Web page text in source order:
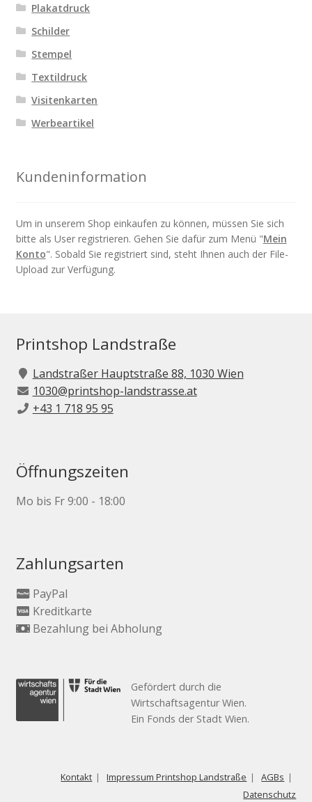
Plakatdruck
Schilder
Stempel
Textildruck
Visitenkarten
Werbeartikel
Kundeninformation
Um in unserem Shop einkaufen zu können, müssen Sie sich
bitte als User registrieren. Gehen Sie dafür zum Menü "Mein
Konto". Sobald Sie registriert sind, steht Ihnen auch der File-
Upload zur Verfügung.
Printshop Landstraße
Landstraßer Hauptstraße 88, 1030 Wien
1030@printshop-landstrasse.at
+43 1 718 95 95
Öffnungszeiten
Mo bis Fr 9:00 - 18:00
Zahlungsarten
PayPal
Kreditkarte
Bezahlung bei Abholung
Gefördert durch die
Wirtschaftsagentur Wien.
Ein Fonds der Stadt Wien.
Kontakt Impressum Printshop Landstraße
AGBs
Datenschutz